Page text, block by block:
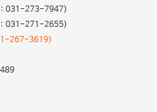
: 031-273-7947)
: 031-271-2655)
267-3619)